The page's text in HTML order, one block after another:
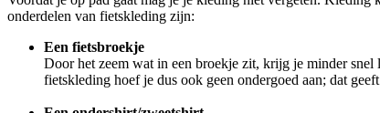
onderdelen van fietskleding zijn:
Een fietsbroekje
Door het zeem wat in een broekje zit, krijg je minder
fietskleding hoef je dus ook geen ondergoed aan; dat